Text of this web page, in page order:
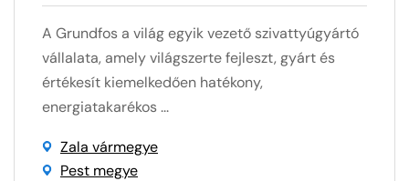
A Grundfos a világ egyik vezető szivattyúgyártó
vállalata, amely világszerte fejleszt, gyárt és
értékesít kiemelkedően hatékony,
energiatakarékos ...
Zala vármegye
Pest megye